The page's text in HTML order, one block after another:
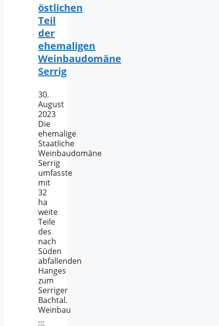
östlichen
Teil
der
ehemaligen
Weinbaudomäne
Serrig
30.
August
2023
Die
ehemalige
Staatliche
Weinbaudomäne
Serrig
umfasste
mit
32
ha
weite
Teile
des
nach
Süden
abfallenden
Hanges
zum
Serriger
Bachtal.
Weinbau
…